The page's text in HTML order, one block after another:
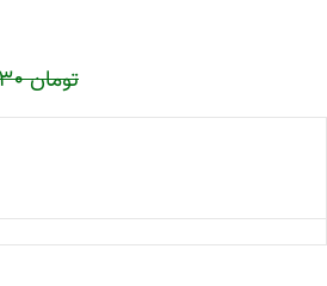
تومان۱,۰۷۴,۹۳۰